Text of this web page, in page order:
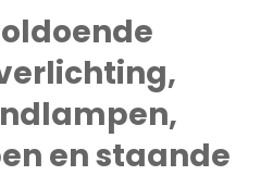
en staande